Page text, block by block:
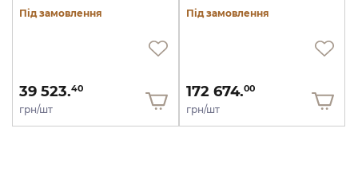
Під замовлення
39 523.40
грн/шт
Під замовлення
172 674.00
грн/шт